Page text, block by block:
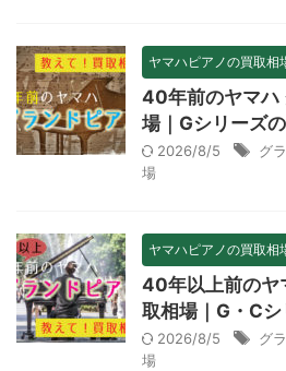
ヤマハピアノの買取相
40年前のヤマハ
場｜Gシリーズ
2026/8/5 グ
場
ヤマハピアノの買取相
40年以上前のヤ
取相場｜G・Cシ
2026/8/5 グ
場